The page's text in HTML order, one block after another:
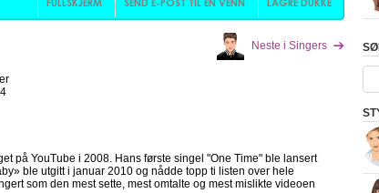
Neste i Singers
på YouTube i 2008. Hans første singel "One Time" ble lansert
ble utgitt i januar 2010 og nådde topp ti listen over hele
som den mest sette, mest omtalte og mest mislikte videoen